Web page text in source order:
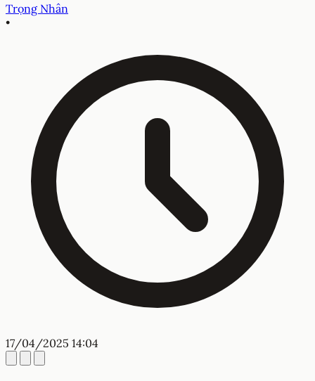
Trọng Nhân
•
17/04/2025 14:04